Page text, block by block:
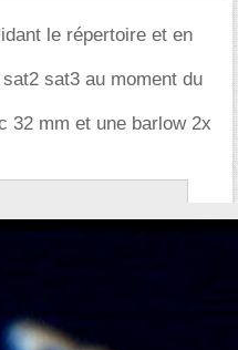
le répertoire et en
sat3 au moment du
32 mm et une barlow 2x